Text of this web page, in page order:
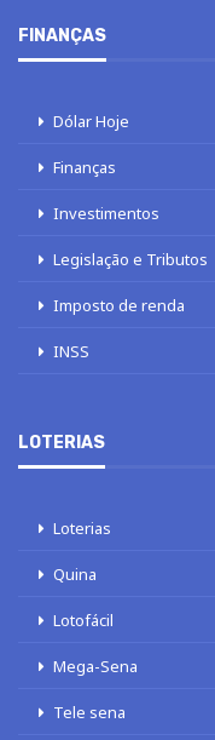
FINANÇAS
Dólar Hoje
Finanças
Investimentos
Legislação e Tributos
Imposto de renda
INSS
LOTERIAS
Loterias
Quina
Lotofácil
Mega-Sena
Tele sena